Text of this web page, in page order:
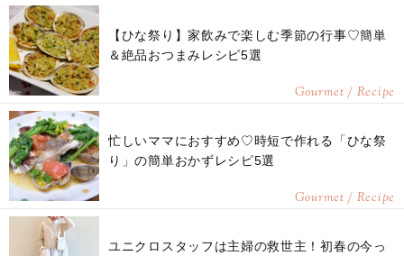
【ひな祭り】家飲みで楽しむ季節の行事♡簡単
＆絶品おつまみレシピ5選
Gourmet / Recipe
忙しいママにおすすめ♡時短で作れる「ひな祭
り」の簡単おかずレシピ5選
Gourmet / Recipe
ユニクロスタッフは主婦の救世主！初春の今っ